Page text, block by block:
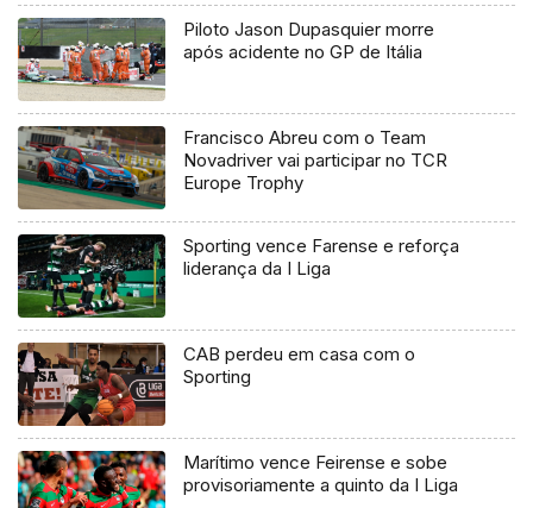
Piloto Jason Dupasquier morre
após acidente no GP de Itália
Francisco Abreu com o Team
Novadriver vai participar no TCR
Europe Trophy
Sporting vence Farense e reforça
liderança da I Liga
CAB perdeu em casa com o
Sporting
Marítimo vence Feirense e sobe
provisoriamente a quinto da I Liga